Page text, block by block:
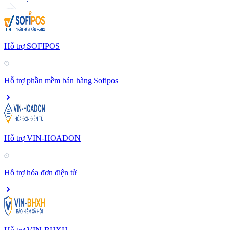
Hỗ trợ SOFIPOS
Hỗ trợ phần mềm bán hàng Sofipos
Hỗ trợ VIN-HOADON
Hỗ trợ hóa đơn điện tử